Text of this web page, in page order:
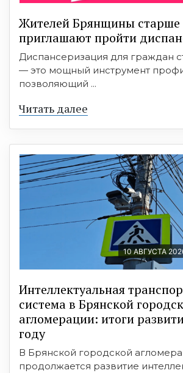
Жителей Брянщины старше
приглашают пройти
Диспансеризация для граждан
— это мощный инструмент
позволяющий ...
Читать далее
10 АВГУСТА
Интеллектуальная
система в Брянской
агломерации: итоги
году
В Брянской городской
продолжается развитие